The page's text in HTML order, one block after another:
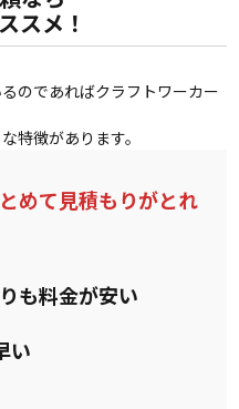
スメ！
のであればクラフトワーカー
特徴があります。
めて見積もりがとれ
も料金が安い
い